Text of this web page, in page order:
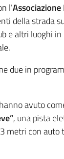
l’
della strada
e altri luoghi
due in
avuto
, una pista
metri con